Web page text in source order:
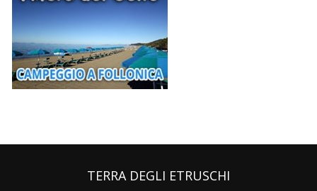
TERRA DEGLI ETRUSCHI